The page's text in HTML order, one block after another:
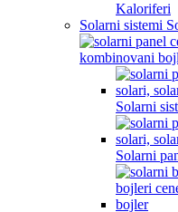
Kaloriferi
Solarni sistemi
Solarni
Solarni